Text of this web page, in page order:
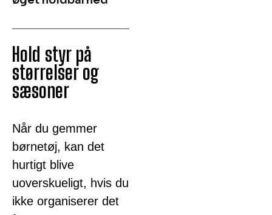
Hold styr på
størrelser og
sæsoner
Når du gemmer
børnetøj, kan det
hurtigt blive
uoverskueligt, hvis du
ikke organiserer det